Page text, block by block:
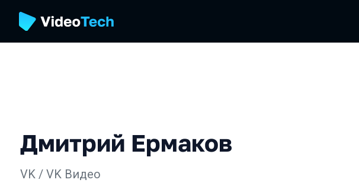
Дмитрий Ермаков
VK / VK Видео